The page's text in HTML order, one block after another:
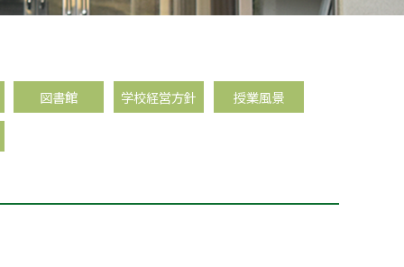
図書館 学校経営方針 授業風景